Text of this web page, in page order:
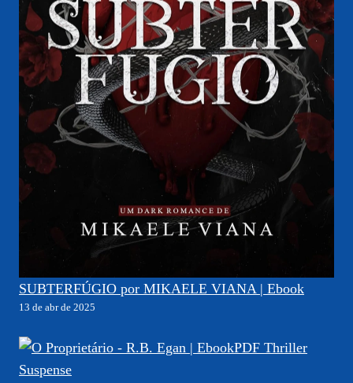
SUBTERFÚGIO por MIKAELE VIANA | Ebook
13 de abr de 2025